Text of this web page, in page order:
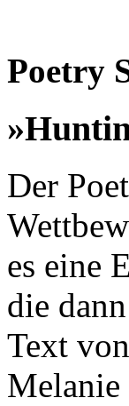
Poetry
Der
es eine
die
Text
Melanie